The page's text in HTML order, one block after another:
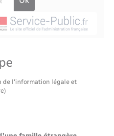
de l'information légale et